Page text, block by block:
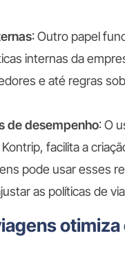
: Outro papel
internas da
e até regras
de desempenho: O
facilita a
pode usar esses
as políticas de